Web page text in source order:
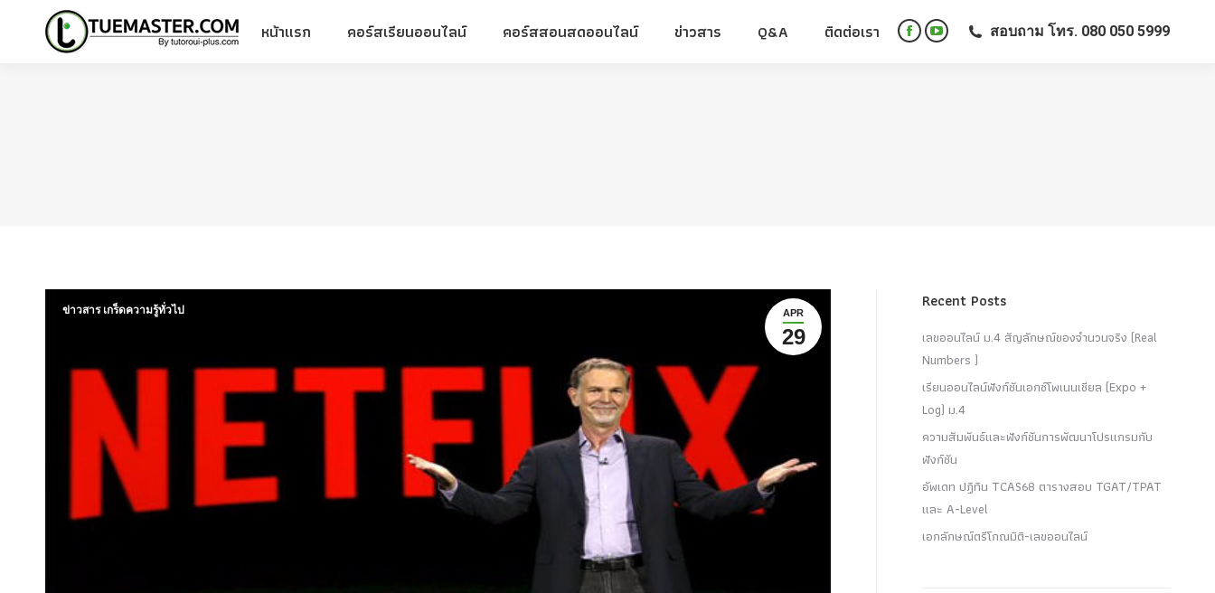
หน้าแรก คอร์สเรียนออนไลน์ คอร์สสอนสดออนไลน์ ข่าวสาร Q&A ติดต่อเรา
FacebookYouTube สอบถาม โทร. 080 050 5999
APR
29
ข่าวสาร เกร็ดความรู้ทั่วไป Recent Posts
เลขออนไลน์ ม.4 สัญลักษณ์ของจำนวนจริง (Real
Numbers )
เรียนออนไลน์ฟังก์ชันเอกซ์โพเนนเชียล (Expo +
Log) ม.4
ความสัมพันธ์และฟังก์ชันการพัฒนาโปรแกรมกับ
ฟังก์ชัน
อัพเดท ปฏิทิน TCAS68 ตารางสอบ TGAT/TPAT
และ A-Level
เอกลักษณ์ตรีโกณมิติ-เลขออนไลน์
หน้าแรก คอร์สเรียนออนไลน์ คอร์สสอนสดออนไลน์ ข่าวสาร Q&A ติดต่อเรา
FacebookYouTube สอบถาม โทร. 080 050 5999